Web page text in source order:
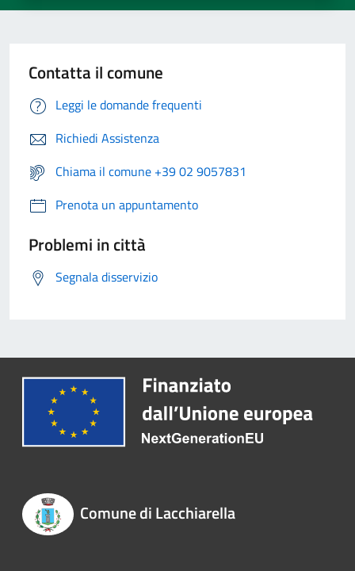
Contatta il comune
Leggi le domande frequenti
Richiedi Assistenza
Chiama il comune +39 02 9057831
Prenota un appuntamento
Problemi in città
Segnala disservizio
Comune di Lacchiarella